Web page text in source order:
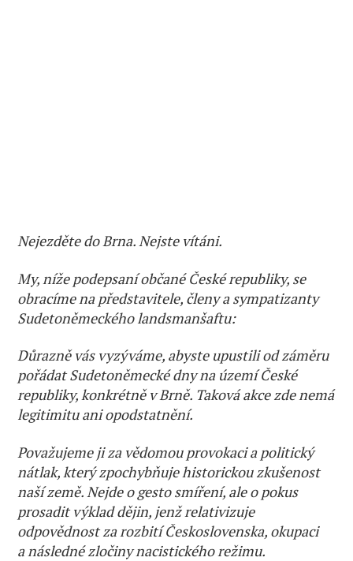
Nejezděte do Brna. Nejste vítáni.
My, níže podepsaní občané České republiky, se
obracíme na představitele, členy a sympatizanty
Sudetoněmeckého landsmanšaftu:
Důrazně vás vyzýváme, abyste upustili od záměru
pořádat Sudetoněmecké dny na území České
republiky, konkrétně v Brně. Taková akce zde nemá
legitimitu ani opodstatnění.
Považujeme ji za vědomou provokaci a politický
nátlak, který zpochybňuje historickou zkušenost
naší země. Nejde o gesto smíření, ale o pokus
prosadit výklad dějin, jenž relativizuje
odpovědnost za rozbití Československa, okupaci
a následné zločiny nacistického režimu.